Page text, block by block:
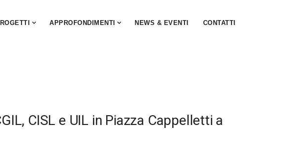
APPROFONDIMENTI NEWS & EVENTI CONTATTI
CISL e UIL in Piazza Cappelletti a